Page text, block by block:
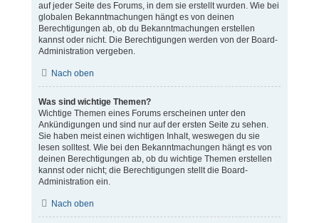
auf jeder Seite des Forums, in dem sie erstellt wurden. Wie bei
globalen Bekanntmachungen hängt es von deinen
Berechtigungen ab, ob du Bekanntmachungen erstellen
kannst oder nicht. Die Berechtigungen werden von der Board-
Administration vergeben.
Nach oben
Was sind wichtige Themen?
Wichtige Themen eines Forums erscheinen unter den
Ankündigungen und sind nur auf der ersten Seite zu sehen.
Sie haben meist einen wichtigen Inhalt, weswegen du sie
lesen solltest. Wie bei den Bekanntmachungen hängt es von
deinen Berechtigungen ab, ob du wichtige Themen erstellen
kannst oder nicht; die Berechtigungen stellt die Board-
Administration ein.
Nach oben